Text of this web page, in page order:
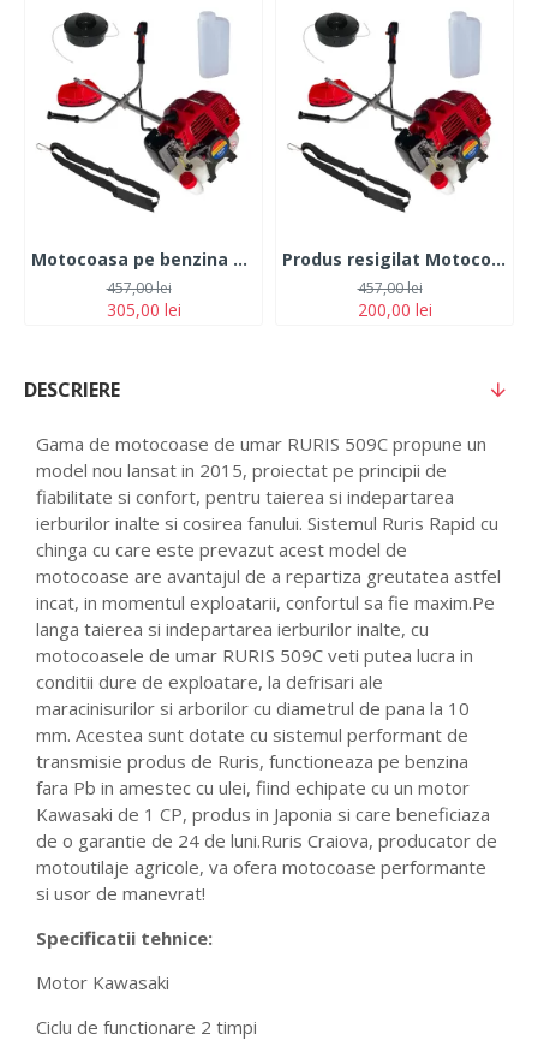
Motocoasa pe benzina TOMS 7.5 CP 12.000 rpm
305,00 lei
457,00 lei
Produs resigilat Motocoasa pe benzina TOMS 7.5 CP 12.000 rpm
200,00 lei
457,00 lei
DESCRIERE
Gama de motocoase de umar RURIS 509C propune un
model nou lansat in 2015, proiectat pe principii de
fiabilitate si confort, pentru taierea si indepartarea
ierburilor inalte si cosirea fanului. Sistemul Ruris Rapid cu
chinga cu care este prevazut acest model de
motocoase are avantajul de a repartiza greutatea astfel
incat, in momentul exploatarii, confortul sa fie maxim.Pe
langa taierea si indepartarea ierburilor inalte, cu
motocoasele de umar RURIS 509C veti putea lucra in
conditii dure de exploatare, la defrisari ale
maracinisurilor si arborilor cu diametrul de pana la 10
mm. Acestea sunt dotate cu sistemul performant de
transmisie produs de Ruris, functioneaza pe benzina
fara Pb in amestec cu ulei, fiind echipate cu un motor
Kawasaki de 1 CP, produs in Japonia si care beneficiaza
de o garantie de 24 de luni.Ruris Craiova, producator de
motoutilaje agricole, va ofera motocoase performante
si usor de manevrat!
Specificatii tehnice:
Motor Kawasaki
Ciclu de functionare 2 timpi